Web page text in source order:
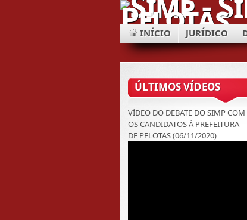
INÍCIO JURÍDICO
ÚLTIMOS VÍDEOS
VÍDEO DO DEBATE DO SIMP COM
OS CANDIDATOS À PREFEITURA
DE PELOTAS (06/11/2020)